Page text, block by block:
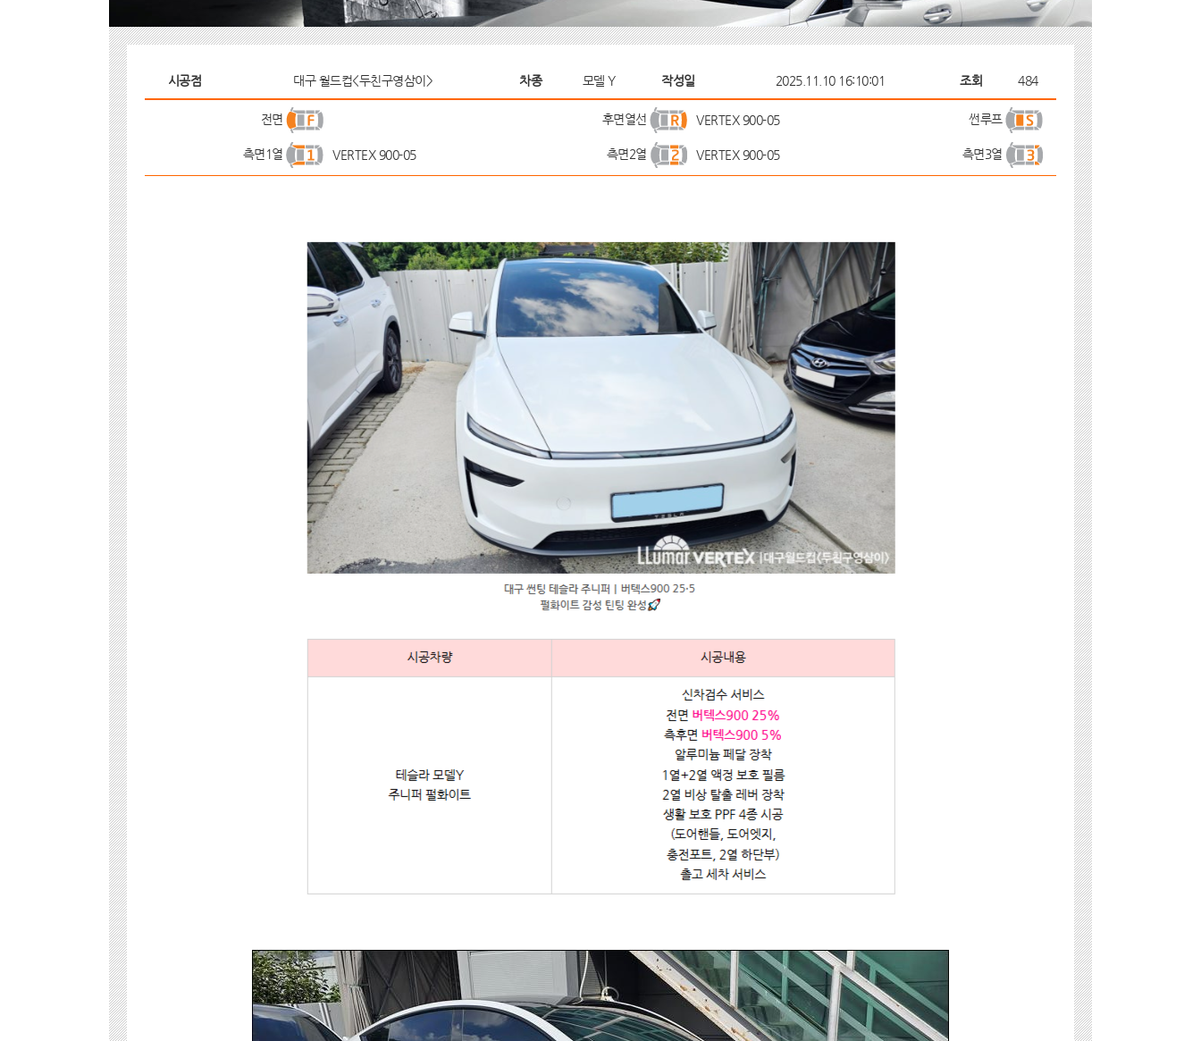
시공점 대구 월드컵<두친구영삼이> 차종 모델 Y 작성일 2025.11.10 16:10:01 조회 484
전면 후면열선 VERTEX 900-05 썬루프
측면1열 VERTEX 900-05 측면2열 VERTEX 900-05 측면3열